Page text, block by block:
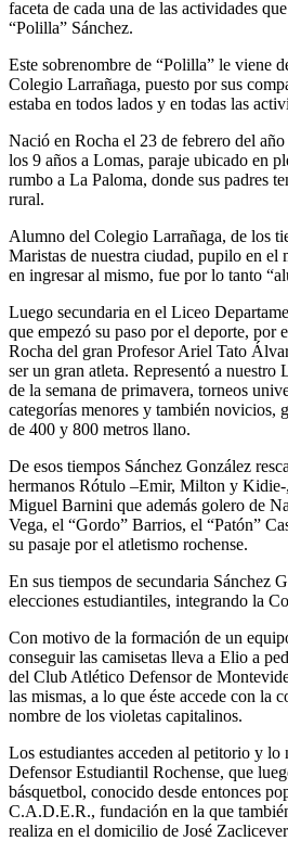
faceta de cada una de las actividades
“Polilla” Sánchez.
Este sobrenombre de “Polilla” le viene
Colegio Larrañaga, puesto por sus
estaba en todos lados y en todas las
Nació en Rocha el 23 de febrero del
los 9 años a Lomas, paraje ubicado en
rumbo a La Paloma, donde sus padres
rural.
Alumno del Colegio Larrañaga, de los
Maristas de nuestra ciudad, pupilo en el
en ingresar al mismo, fue por lo tanto
Luego secundaria en el Liceo
que empezó su paso por el deporte, por
Rocha del gran Profesor Ariel Tato
ser un gran atleta. Representó a nuestro
de la semana de primavera, torneos
categorías menores y también novicios,
de 400 y 800 metros llano.
De esos tiempos Sánchez González
hermanos Rótulo –Emir, Milton y Kidie-
Miguel Barnini que además golero de
Vega, el “Gordo” Barrios, el “Patón”
su pasaje por el atletismo rochense.
En sus tiempos de secundaria Sánchez
elecciones estudiantiles, integrando la
Con motivo de la formación de un
conseguir las camisetas lleva a Elio a
del Club Atlético Defensor de
las mismas, a lo que éste accede con la
nombre de los violetas capitalinos.
Los estudiantes acceden al petitorio y
Defensor Estudiantil Rochense, que
básquetbol, conocido desde entonces
C.A.D.E.R., fundación en la que
realiza en el domicilio de José